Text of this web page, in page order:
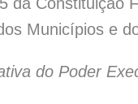
Municípios e
do Poder